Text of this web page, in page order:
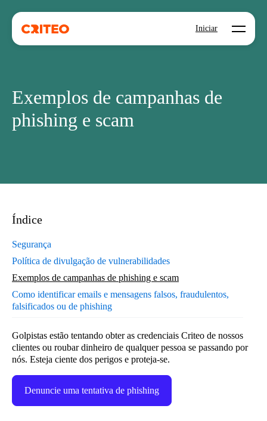
Iniciar Open
Exemplos de campanhas de
phishing e scam
Índice
Segurança
Política de divulgação de vulnerabilidades
Exemplos de campanhas de phishing e scam
Como identificar emails e mensagens falsos, fraudulentos,
falsificados ou de phishing
Golpistas estão tentando obter as credenciais Criteo de nossos
clientes ou roubar dinheiro de qualquer pessoa se passando por
nós. Esteja ciente dos perigos e proteja-se.
Denuncie uma tentativa de phishing